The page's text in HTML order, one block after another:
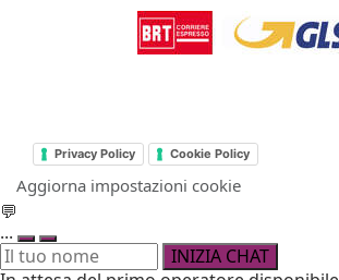
Privacy Policy Cookie Policy
Aggiorna impostazioni cookie
💬
...
INIZIA CHAT